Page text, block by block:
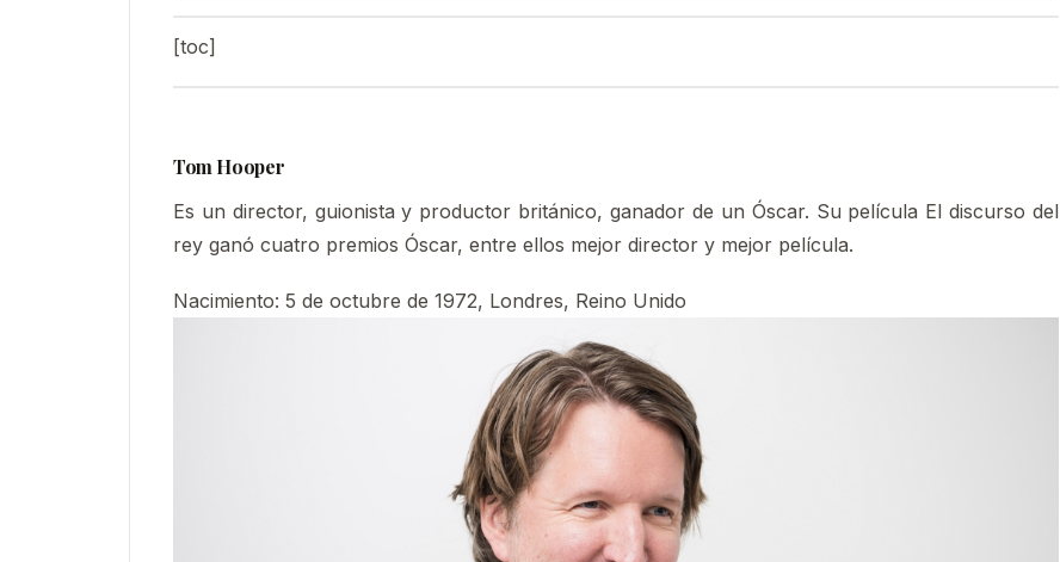
[toc]
Tom Hooper
Es un director, guionista y productor británico, ganador de un Óscar. Su película El discurso del
rey ganó cuatro premios Óscar, entre ellos mejor director y mejor película.
Nacimiento: 5 de octubre de 1972, Londres, Reino Unido